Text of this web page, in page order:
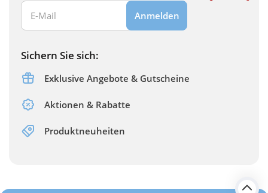
Ihre E-Mail Adresse:
Anmelden
Sichern Sie sich:
Exklusive Angebote & Gutscheine
Aktionen & Rabatte
Produktneuheiten